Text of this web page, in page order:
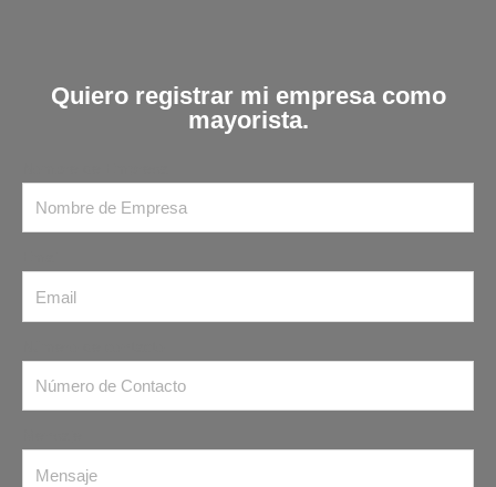
Quiero registrar mi empresa como
mayorista.